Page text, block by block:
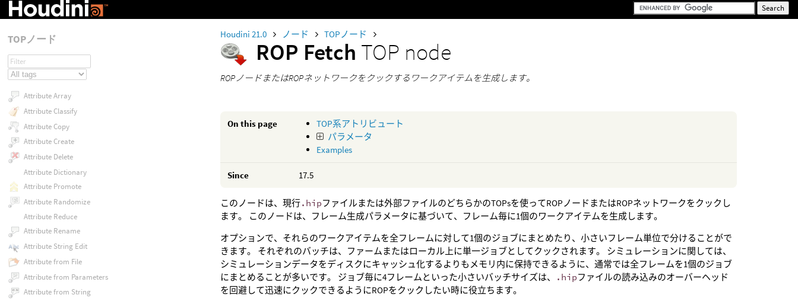
Houdini 21.0 ノード TOPノード
ROP Fetch TOP node
ROPノードまたはROPネットワークをクックするワークアイテムを生成します。
On this page
TOP系アトリビュート
パラメータ
Examples
Since 17.5
このノードは、現行.hipファイルまたは外部ファイルのどちらかのTOPsを使ってROPノードまたはROPネットワークをクックし
ます。 このノードは、フレーム生成パラメータに基づいて、フレーム毎に1個のワークアイテムを生成します。
オプションで、それらのワークアイテムを全フレームに対して1個のジョブにまとめたり、小さいフレーム単位で分けることがで
きます。 それぞれのバッチは、ファームまたはローカル上に単一ジョブとしてクックされます。 シミュレーションに関しては、
シミュレーションデータをディスクにキャッシュ化するよりもメモリ内に保持できるように、通常では全フレームを1個のジョブ
にまとめることが多いです。 ジョブ毎に4フレームといった小さいバッチサイズは、
.hipファイルの読み込みのオーバーヘッド
を回避して迅速にクックできるようにROPをクックしたい時に役立ちます。
TOPノード
Attribute Array
Attribute Classify
Attribute Copy
Attribute Create
Attribute Delete
Attribute Dictionary
Attribute Promote
Attribute Randomize
Attribute Reduce
Attribute Rename
Attribute String Edit
Attribute from File
Attribute from Parameters
Attribute from String